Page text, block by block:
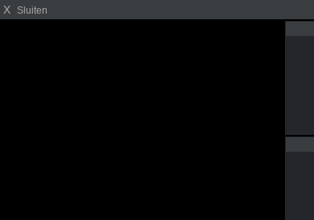
X Sluiten